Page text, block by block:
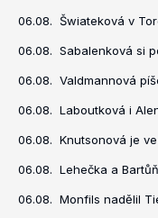
06.08. Šwiateková v
06.08. Sabalenková si
06.08. Valdmannová
06.08. Laboutková i
06.08. Knutsonová je
06.08. Lehečka a
06.08. Monfils nadělil